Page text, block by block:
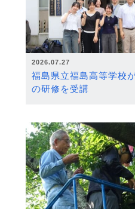
2026.07.27
福島県立福島高等学校
の研修を受講